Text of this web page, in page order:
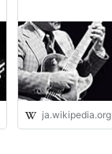
ja.wikipedia.org